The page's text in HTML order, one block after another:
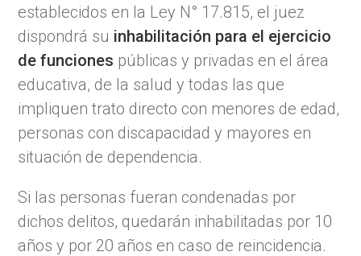
establecidos en la Ley N° 17.815, el juez
dispondrá su inhabilitación para el ejercicio
de funciones públicas y privadas en el área
educativa, de la salud y todas las que
impliquen trato directo con menores de edad,
personas con discapacidad y mayores en
situación de dependencia.
Si las personas fueran condenadas por
dichos delitos, quedarán inhabilitadas por 10
años y por 20 años en caso de reincidencia.